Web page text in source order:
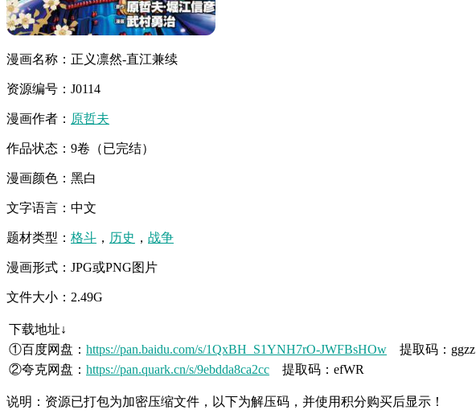
漫画名称：正义凛然-直江兼续
资源编号：J0114
漫画作者： 原哲夫
作品状态：9卷（已完结）
漫画颜色：黑白
文字语言：中文
题材类型： 格斗 ， 历史 ， 战争
漫画形式：JPG或PNG图片
文件大小：2.49G
下载地址↓
①百度网盘： https://pan.baidu.com/s/1QxBH_S1YNH7rO-JWFBsHOw 提取码：ggzz
②夸克网盘： https://pan.quark.cn/s/9ebdda8ca2cc 提取码：efWR
说明：资源已打包为加密压缩文件，以下为解压码，并使用积分购买后显示！